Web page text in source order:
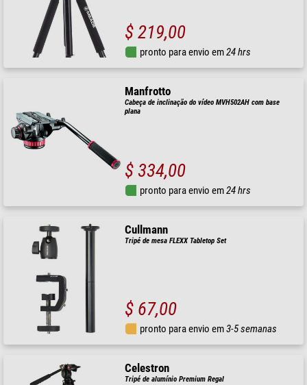
$ 219,00
pronto para envio em24 hrs
Manfrotto
Cabeça de inclinação do vídeo MVH502AH com base
plana
$ 334,00
pronto para envio em24 hrs
Cullmann
Tripé de mesa FLEXX Tabletop Set
$ 67,00
pronto para envio em3-5 semanas
Celestron
Tripé de alumínio Premium Regal